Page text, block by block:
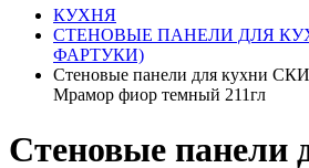
КУХНЯ
СТЕНОВЫЕ ПАНЕЛИ ДЛЯ
ФАРТУКИ)
Стеновые панели для кухни
Мрамор фиор темный 211гл
Стеновые панели